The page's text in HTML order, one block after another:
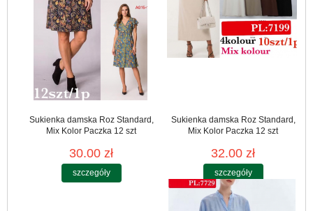
Sukienka damska Roz Standard,
Mix Kolor Paczka 12 szt
30.00 zł
szczegóły
Sukienka damska Roz Standard,
Mix Kolor Paczka 12 szt
32.00 zł
szczegóły